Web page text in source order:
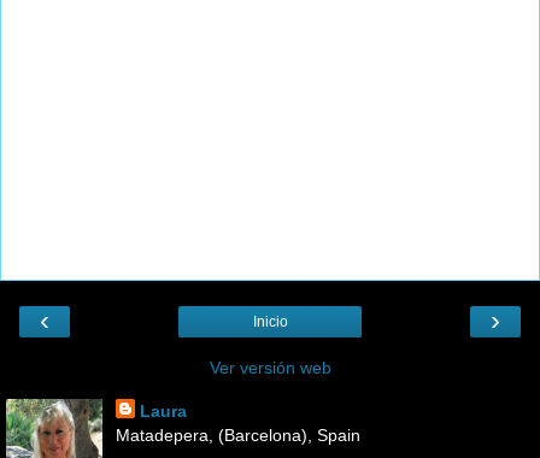
‹ ›
Inicio
Ver versión web
Laura
Matadepera, (Barcelona), Spain